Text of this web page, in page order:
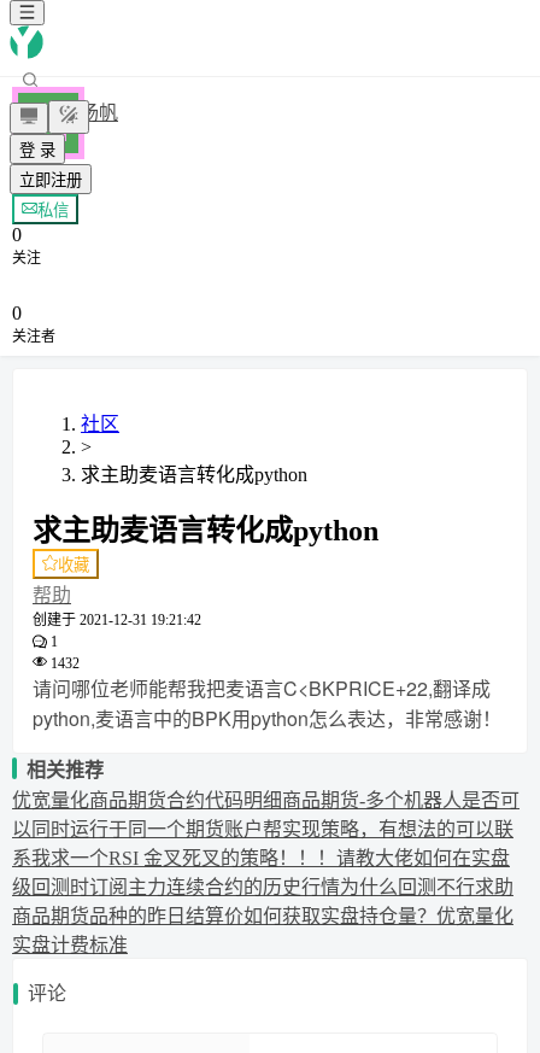
登 录
立即注册
扬帆
+ 关注
私信
0
关注
0
关注者
社区
>
求主助麦语言转化成python
求主助麦语言转化成python
收藏
帮助
创建于 2021-12-31 19:21:42
1
1432
请问哪位老师能帮我把麦语言C<BKPRICE+22,翻译成
python,麦语言中的BPK用python怎么表达，非常感谢！
相关推荐
优宽量化商品期货合约代码明细商品期货-多个机器人是否可
以同时运行于同一个期货账户帮实现策略，有想法的可以联
系我求一个RSI 金叉死叉的策略！！！ 请教大佬如何在实盘
级回测时订阅主力连续合约的历史行情为什么回测不行求助
商品期货品种的昨日结算价如何获取实盘持仓量？ 优宽量化
实盘计费标准
评论